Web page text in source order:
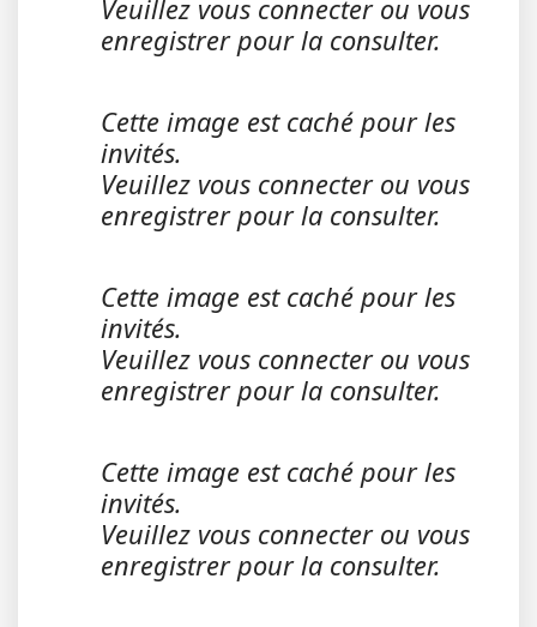
Veuillez vous connecter ou vous
enregistrer pour la consulter.
Cette image est caché pour les
invités.
Veuillez vous connecter ou vous
enregistrer pour la consulter.
Cette image est caché pour les
invités.
Veuillez vous connecter ou vous
enregistrer pour la consulter.
Cette image est caché pour les
invités.
Veuillez vous connecter ou vous
enregistrer pour la consulter.